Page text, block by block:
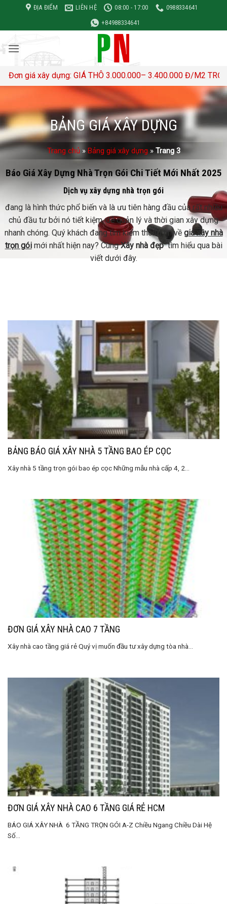
nội
dung
ĐỊA ĐIỂM LIÊN HỆ 08:00 - 17:00
0988334641
+84988334641
GIÁ THÔ 3.000.000– 3.400.000 Đ/M2 TRỌN GÓI
BẢNG GIÁ XÂY DỰNG
Trang chủ » Bảng giá xây dựng » Trang 3
Báo Giá Xây Dựng Nhà Trọn Gói Chi Tiết Mới Nhất 2025
Dịch vụ xây dựng nhà trọn gói
đang là hình thức phổ biến và là ưu tiên hàng đầu của rất nhiều
chủ đầu tư bởi nó tiết kiệm, dễ quản lý và thời gian xây dựng
nhanh chóng. Quý khách đang tìm kiếm thông tin về giá xây nhà
trọn góimới nhất hiện nay? CùngXây nhà đẹptìm hiểu qua bài
viết dưới đây.
BẢNG BÁO GIÁ XÂY NHÀ 5 TẦNG BAO ÉP CỌC
Xây nhà 5 tầng trọn gói bao ép cọc Những mẫu nhà cấp 4, 2...
ĐƠN GIÁ XÂY NHÀ CAO 7 TẦNG
Xây nhà cao tầng giá rẻ Quý vị muốn đầu tư xây dựng tòa nhà...
ĐƠN GIÁ XÂY NHÀ CAO 6 TẦNG GIÁ RẺ HCM
BÁO GIÁ XÂY NHÀ 6 TẦNG TRỌN GÓI A-Z Chiều Ngang Chiều Dài Hệ
Số...